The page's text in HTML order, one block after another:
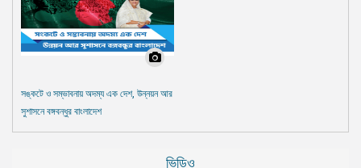
সঙ্কটে ও সম্ভাবনায় অদম্য এক দেশ, উন্নয়ন আর
সুশাসনে বঙ্গবন্ধুর বাংলাদেশ
ভিডিও